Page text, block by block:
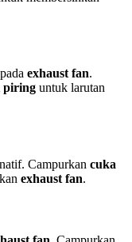
exhaust fan.
piring untuk larutan
Campurkan cuka
exhaust fan.